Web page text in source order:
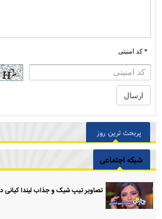
* کد امنیتی
پربحث ترین روز
شبکه اجتماعی
تصاویر تیپ شیک و جذاب لیندا کیانی